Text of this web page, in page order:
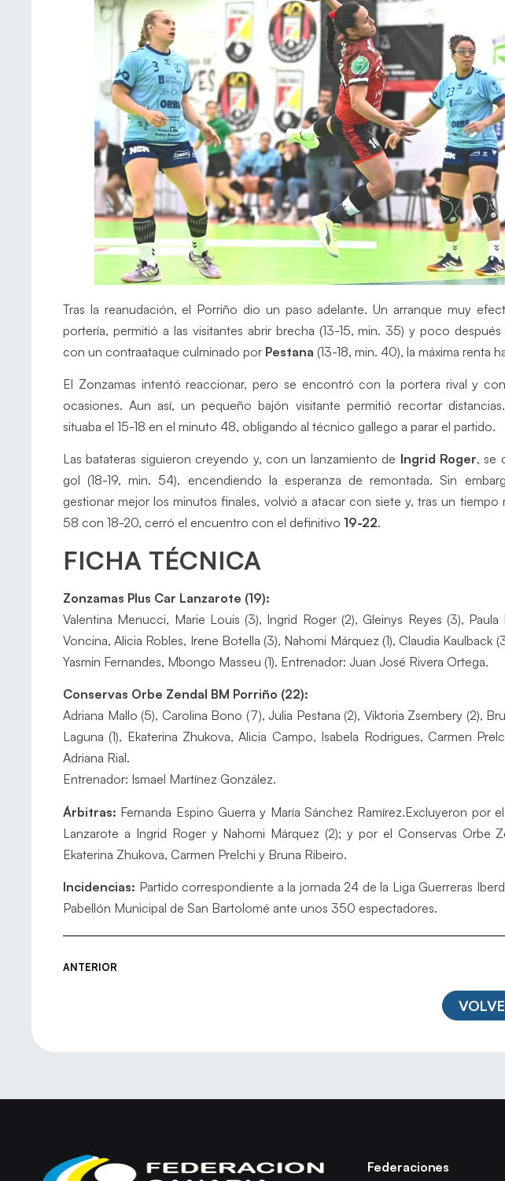
Tras la reanudación, el Porriño dio un paso adelante. Un arranque muy
portería, permitió a las visitantes abrir brecha (13-15, min. 35) y poco después
con un contraataque culminado por Pestana (13-18, min. 40), la máxima renta
El Zonzamas intentó reaccionar, pero se encontró con la portera rival y
ocasiones. Aun así, un pequeño bajón visitante permitió recortar distancias.
situaba el 15-18 en el minuto 48, obligando al técnico gallego a parar el partido.
Las batateras siguieron creyendo y, con un lanzamiento de Ingrid Roger, se
gol (18-19, min. 54), encendiendo la esperanza de remontada. Sin
gestionar mejor los minutos finales, volvió a atacar con siete y, tras un
58 con 18-20, cerró el encuentro con el definitivo 19-22.
FICHA TÉCNICA
Zonzamas Plus Car Lanzarote (19):
Valentina Menucci, Marie Louis (3), Ingrid Roger (2), Gleinys Reyes (3), Paula
Voncina, Alicia Robles, Irene Botella (3), Nahomi Márquez (1), Claudia Kaulback
Yasmin Fernandes, Mbongo Masseu (1). Entrenador: Juan José Rivera Ortega.
Conservas Orbe Zendal BM Porriño (22):
Adriana Mallo (5), Carolina Bono (7), Julia Pestana (2), Viktoria Zsembery (2),
Laguna (1), Ekaterina Zhukova, Alicia Campo, Isabela Rodrigues, Carmen
Adriana Rial.
Entrenador: Ismael Martínez González.
Árbitras: Fernanda Espino Guerra y María Sánchez Ramírez.Excluyeron por
Lanzarote a Ingrid Roger y Nahomi Márquez (2); y por el Conservas Orbe
Ekaterina Zhukova, Carmen Prelchi y Bruna Ribeiro.
Incidencias: Partido correspondiente a la jornada 24 de la Liga Guerreras
Pabellón Municipal de San Bartolomé ante unos 350 espectadores.
ANTERIOR
Federaciones